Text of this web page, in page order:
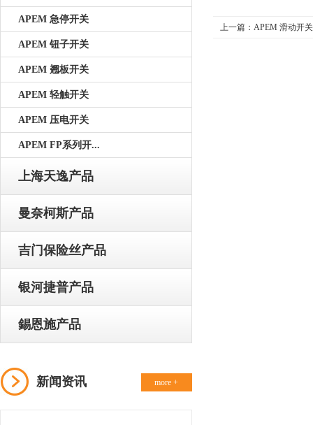
APEM 急停开关
APEM 钮子开关
APEM 翘板开关
APEM 轻触开关
APEM 压电开关
APEM FP系列开...
上海天逸产品
曼奈柯斯产品
吉门保险丝产品
银河捷普产品
錫恩施产品
新闻资讯 more +
上一篇： APEM 滑动开关